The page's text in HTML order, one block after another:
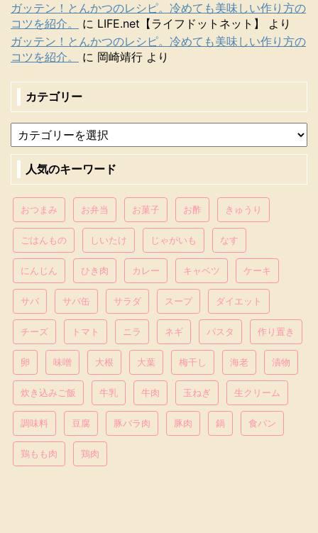
ガッテン！とんかつのレシピ。冷めても美味しい作り方の
コツを紹介。
に LIFE.net【ライフドットネット】
より
ガッテン！とんかつのレシピ。冷めても美味しい作り方の
コツを紹介。
に 岡崎靖行 より
カテゴリー
人気のキーワード
おつまみ お弁当 お菓子 お酢 きゅうり
ごはんもの しいたけ じゃがいも なす
にんじん ひき肉 カレー キャベツ ケーキ
サバ サバ缶 サラダ スープ ダイエット
チーズ トマト ニラ ネギ パスタ 作り置き
卵 味噌 大根 大葉 梅干し 海老 漬物
炊き込みご飯 牛乳 牛肉 玉ねぎ 生クリーム
調味料 豆腐 豚バラ肉 豚肉 鍋 食パン
鶏もも肉 鶏肉